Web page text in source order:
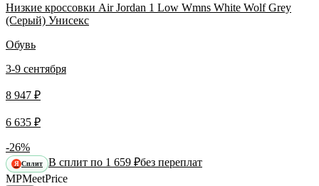
Низкие кроссовки Air Jordan 1 Low Wmns White Wolf Grey
(Серый) Унисекс
Обувь
3-9 сентября
8 947 ₽
6 635 ₽
-26%
Я Сплит В сплит по 1 659 ₽без переплат
MPMeetPrice